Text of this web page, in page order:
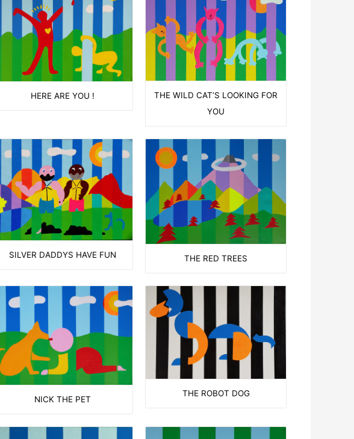
HERE ARE YOU !
THE WILD CAT’S LOOKING FOR
YOU
SILVER DADDYS HAVE FUN THE RED TREES
NICK THE PET
THE ROBOT DOG